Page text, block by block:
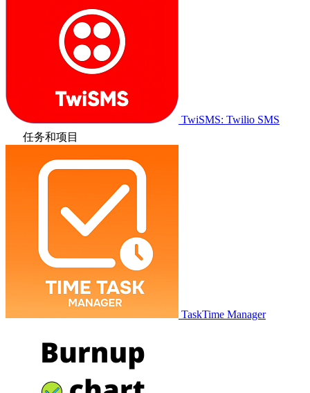
TwiSMS: Twilio SMS
任务和项目
TaskTime Manager